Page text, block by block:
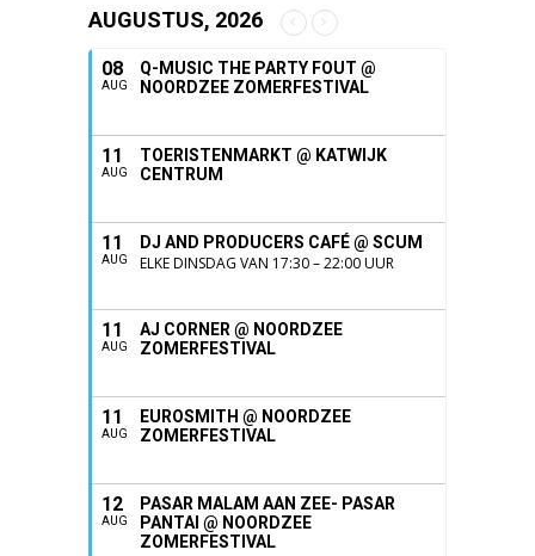
AUGUSTUS, 2026
08
AUG
Q-MUSIC THE PARTY FOUT @
NOORDZEE ZOMERFESTIVAL
11
AUG
TOERISTENMARKT @ KATWIJK
CENTRUM
11
AUG
DJ AND PRODUCERS CAFÉ @ SCUM
ELKE DINSDAG VAN 17:30 – 22:00 UUR
11
AUG
AJ CORNER @ NOORDZEE
ZOMERFESTIVAL
11
AUG
EUROSMITH @ NOORDZEE
ZOMERFESTIVAL
12
AUG
PASAR MALAM AAN ZEE- PASAR
PANTAI @ NOORDZEE
ZOMERFESTIVAL